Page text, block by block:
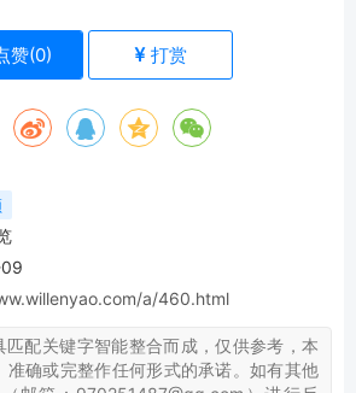
赞(0) 打赏
a/460.html
匹配关键字智能整合而成，仅供参考，本
准确或完整作任何形式的承诺。如有其他